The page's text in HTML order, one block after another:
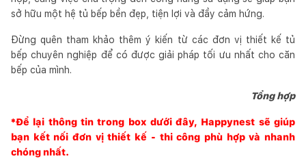
sở hữu một hệ tủ bếp bền đẹp, tiện lợi và đầy cảm hứng.
Đừng quên tham khảo thêm ý kiến từ các đơn vị thiết kế tủ
bếp chuyên nghiệp để có được giải pháp tối ưu nhất cho căn
bếp của mình.
Tổng hợp
*Để lại thông tin trong box dưới đây, Happynest sẽ giúp
bạn kết nối đơn vị thiết kế - thi công phù hợp và nhanh
chóng nhất.